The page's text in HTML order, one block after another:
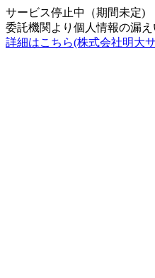
サービス停止中（期間未定)
委託機関より個人情報の漏え
詳細はこちら(株式会社明大